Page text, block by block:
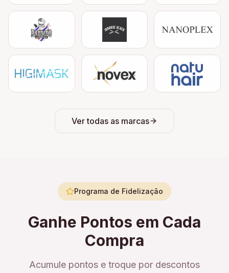
Ver todas as marcas
Programa de Fidelização
Ganhe Pontos em Cada
Compra
Acumule pontos e troque por descontos